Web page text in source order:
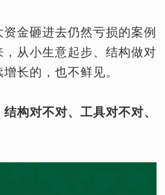
金砸进去仍然亏损的案例
从小生意起步、结构做对
长的，也不鲜见。
结构对不对、工具对不对、